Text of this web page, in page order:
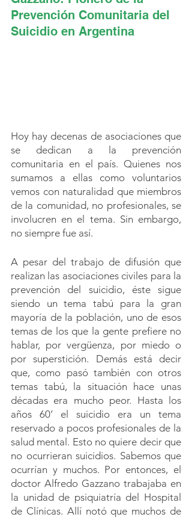
Prevención Comunitaria del
Suicidio en Argentina
Hoy hay decenas de asociaciones que
se dedican a la prevención
comunitaria en el país. Quienes nos
sumamos a ellas como voluntarios
vemos con naturalidad que miembros
de la comunidad, no profesionales, se
involucren en el tema. Sin embargo,
no siempre fue así.
A pesar del trabajo de difusión que
realizan las asociaciones civiles para la
prevención del suicidio, éste sigue
siendo un tema tabú para la gran
mayoría de la población, uno de esos
temas de los que la gente prefiere no
hablar, por vergüenza, por miedo o
por superstición. Demás está decir
que, como pasó también con otros
temas tabú, la situación hace unas
décadas era mucho peor. Hasta los
años 60’ el suicidio era un tema
reservado a pocos profesionales de la
salud mental. Esto no quiere decir que
no ocurrieran suicidios. Sabemos que
ocurrían y muchos. Por entonces, el
doctor Alfredo Gazzano trabajaba en
la unidad de psiquiatría del Hospital
de Clínicas. Allí notó que muchos de